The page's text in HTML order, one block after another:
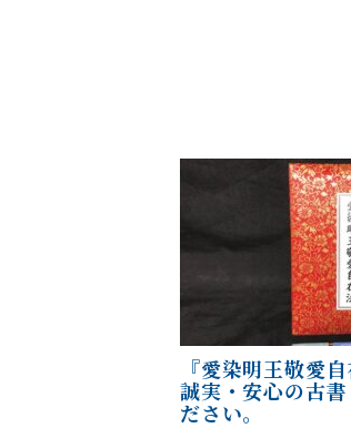
『愛染明王敬愛
誠実・安心の古
ださい。